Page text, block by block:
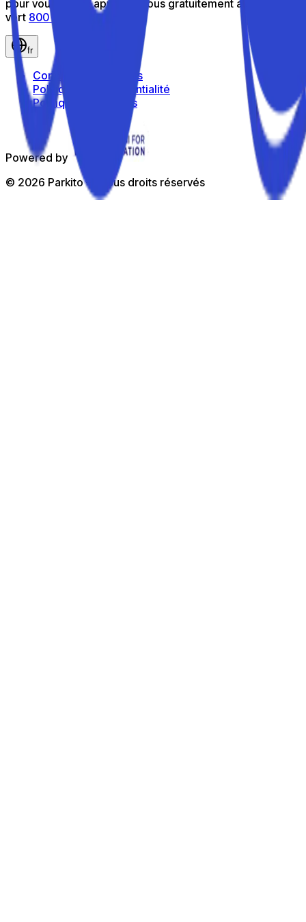
pour vous aider : appelez-nous gratuitement au numéro
vert 800 816 980
fr
Conditions générales
Politique de confidentialité
Politique de cookies
Powered by
© 2026 Parkito — Tous droits réservés